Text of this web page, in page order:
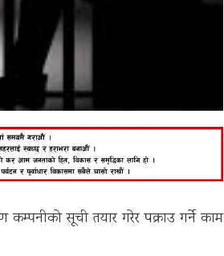
सूची तयार गरेर पक्राउ गर्ने काम